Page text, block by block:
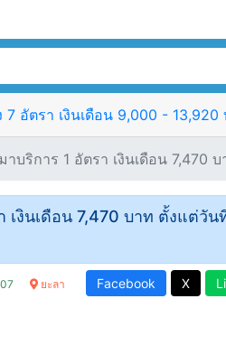
อัตรา เงินเดือน 9,000 -
บริการ 1 อัตรา เงินเดือน 7,470 บ
เงินเดือน 7,470 บาท ตั้งแต่วัน
ยะลา Facebook X